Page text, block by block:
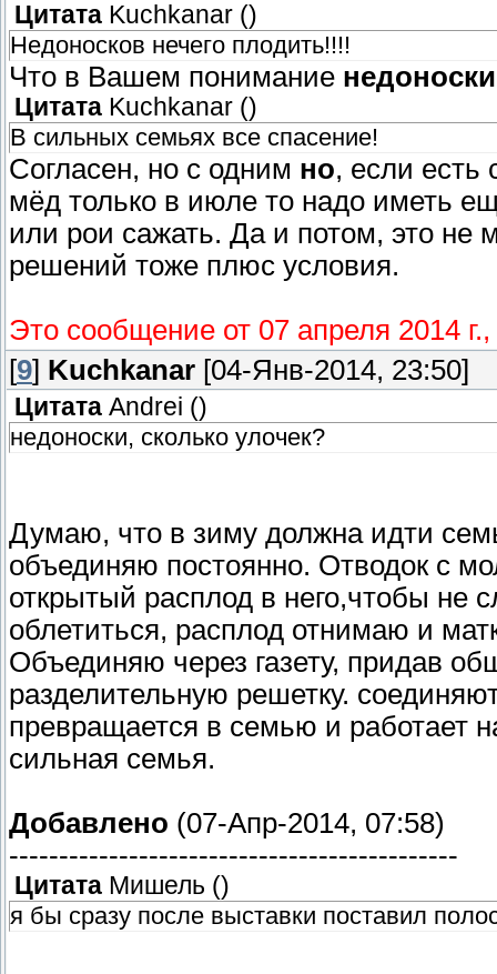
Цитата Kuchkanar ()
Недоносков нечего плодить!!!!
Что в Вашем понимание
Цитата Kuchkanar ()
В сильных семьях все спасение!
Согласен, но с одним но, если есть
мёд только в июле то надо иметь
или рои сажать. Да и потом, это не
решений тоже плюс условия.
Это сообщение от 07 апреля 2014
[9] Kuchkanar [04-Янв-2014, 23:50]
Цитата Andrei ()
недоноски, сколько улочек?
Думаю, что в зиму должна идти
объединяю постоянно. Отводок с
открытый расплод в него,чтобы не
облетиться, расплод отнимаю и
Объединяю через газету, придав
разделительную решетку.
превращается в семью и работает
сильная семья.
Добавлено (07-Апр-2014, 07:58)
---------------------------------------------
Цитата Мишель ()
я бы сразу после выставки поставил